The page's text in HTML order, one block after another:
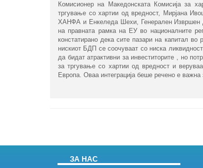
Комисионер на Македонската Комисија за
тргување со хартии од вредност, Мирјана
ХАНФА и Енкеледа Шехи, Генерален Извршен
на правната рамка на ЕУ во националните
констатирано дека сите пазари на капитал во
нискиот БДП се соочуваат со ниска
да бидат атрактивни за инвеститорите , но
за тргување со хартии од вредност и
Европа. Оваа интеграција беше речено е
ЗА НАС